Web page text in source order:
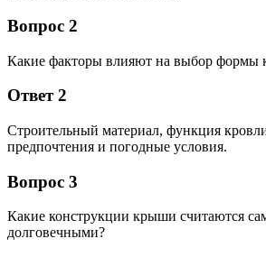
Вопрос 2
Какие факторы влияют на выбор формы
Ответ 2
Строительный материал, функция
предпочтения и погодные условия.
Вопрос 3
Какие конструкции крыши считаются
долговечными?